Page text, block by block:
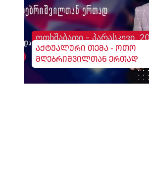
ოთხშაბათი - პარასკევი,
აქტუალური თემა - ოთო
მღებრიშვილთან ერთად